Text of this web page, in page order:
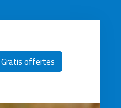
Gratis offertes